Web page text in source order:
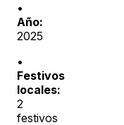
•
Año:
2025
•
Festivos
locales:
2
festivos